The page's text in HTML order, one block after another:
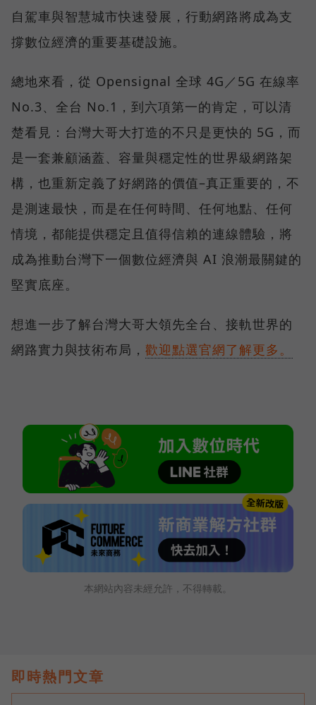
自駕車與智慧城市快速發展，行動網路將成為支
撐數位經濟的重要基礎設施。
總地來看，從 Opensignal 全球 4G／5G 在線率
No.3、全台 No.1，到六項第一的肯定，可以清
楚看見：台灣大哥大打造的不只是更快的 5G，而
是一套兼顧涵蓋、容量與穩定性的世界級網路架
構，也重新定義了好網路的價值–真正重要的，不
是測速最快，而是在任何時間、任何地點、任何
情境，都能提供穩定且值得信賴的連線體驗，將
成為推動台灣下一個數位經濟與 AI 浪潮最關鍵的
堅實底座。
想進一步了解台灣大哥大領先全台、接軌世界的
網路實力與技術布局， 歡迎點選官網了解更多。
本網站內容未經允許，不得轉載。
即時熱門文章